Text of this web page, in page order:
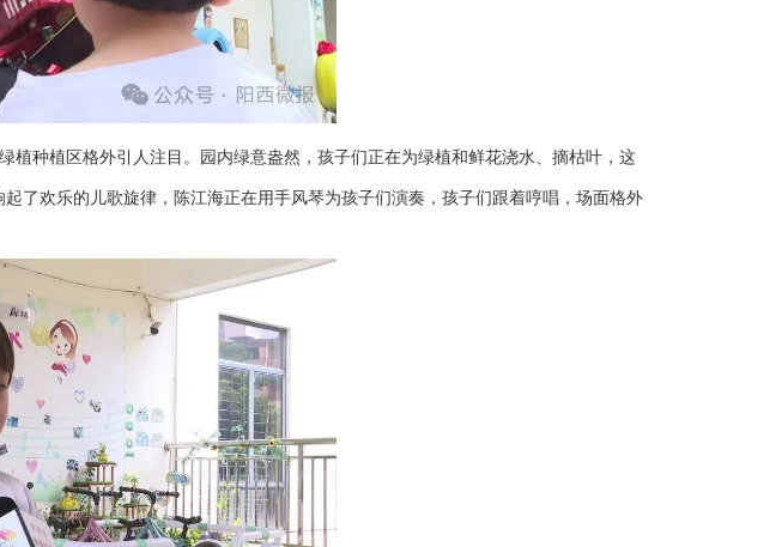
种植区格外引人注目。园内绿意盎然，孩子们正在为绿植和鲜花浇水、摘枯叶，这
了欢乐的儿歌旋律，陈江海正在用手风琴为孩子们演奏，孩子们跟着哼唱，场面格外